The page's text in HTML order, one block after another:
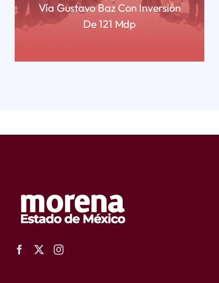
Vía Gustavo Baz Con Inversión
De 121 Mdp